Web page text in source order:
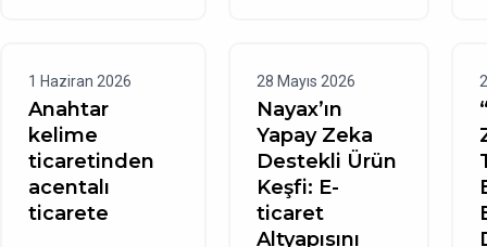
1 Haziran 2026
Anahtar
kelime
ticaretinden
acentalı
ticarete
28 Mayıs 2026
Nayax’ın
Yapay Zeka
Destekli Ürün
Keşfi: E-
ticaret
Altyapısını